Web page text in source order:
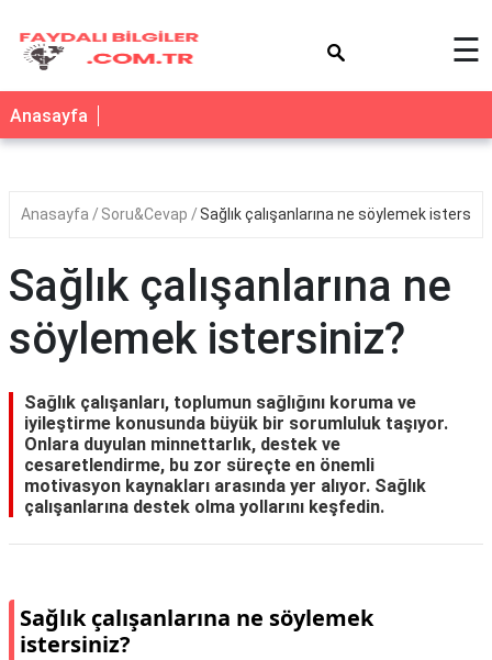
☰
Anasayfa
Anasayfa Soru&Cevap Sağlık çalışanlarına ne söylemek
Sağlık çalışanlarına ne
söylemek istersiniz?
Sağlık çalışanları, toplumun sağlığını koruma ve
iyileştirme konusunda büyük bir sorumluluk taşıyor.
Onlara duyulan minnettarlık, destek ve
cesaretlendirme, bu zor süreçte en önemli
motivasyon kaynakları arasında yer alıyor. Sağlık
çalışanlarına destek olma yollarını keşfedin.
Sağlık çalışanlarına ne söylemek
istersiniz?